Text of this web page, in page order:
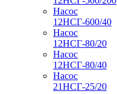
Насос
12НСГ-600/40
Насос
12НСГ-80/20
Насос
12НСГ-80/40
Насос
21НСГ-25/20